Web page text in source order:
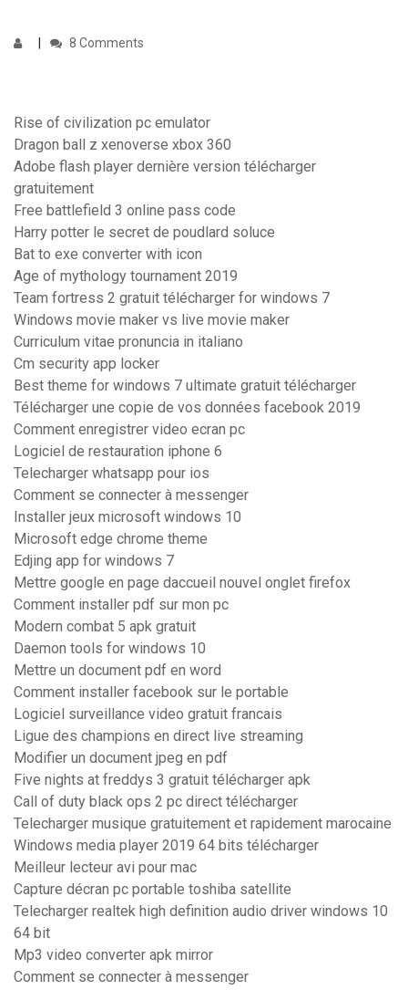
8 Comments
Rise of civilization pc emulator
Dragon ball z xenoverse xbox 360
Adobe flash player dernière version télécharger
gratuitement
Free battlefield 3 online pass code
Harry potter le secret de poudlard soluce
Bat to exe converter with icon
Age of mythology tournament 2019
Team fortress 2 gratuit télécharger for windows 7
Windows movie maker vs live movie maker
Curriculum vitae pronuncia in italiano
Cm security app locker
Best theme for windows 7 ultimate gratuit télécharger
Télécharger une copie de vos données facebook 2019
Comment enregistrer video ecran pc
Logiciel de restauration iphone 6
Telecharger whatsapp pour ios
Comment se connecter à messenger
Installer jeux microsoft windows 10
Microsoft edge chrome theme
Edjing app for windows 7
Mettre google en page daccueil nouvel onglet firefox
Comment installer pdf sur mon pc
Modern combat 5 apk gratuit
Daemon tools for windows 10
Mettre un document pdf en word
Comment installer facebook sur le portable
Logiciel surveillance video gratuit francais
Ligue des champions en direct live streaming
Modifier un document jpeg en pdf
Five nights at freddys 3 gratuit télécharger apk
Call of duty black ops 2 pc direct télécharger
Telecharger musique gratuitement et rapidement marocaine
Windows media player 2019 64 bits télécharger
Meilleur lecteur avi pour mac
Capture décran pc portable toshiba satellite
Telecharger realtek high definition audio driver windows 10
64 bit
Mp3 video converter apk mirror
Comment se connecter à messenger